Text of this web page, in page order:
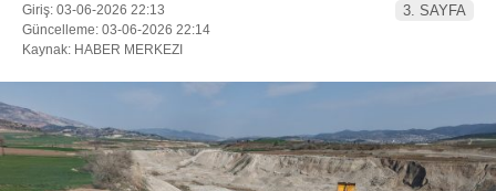
WhatsApp İhbar Hattı
Giriş: 03-06-2026 22:13
Güncelleme: 03-06-2026 22:14
Kaynak: HABER MERKEZI
3. SAYFA